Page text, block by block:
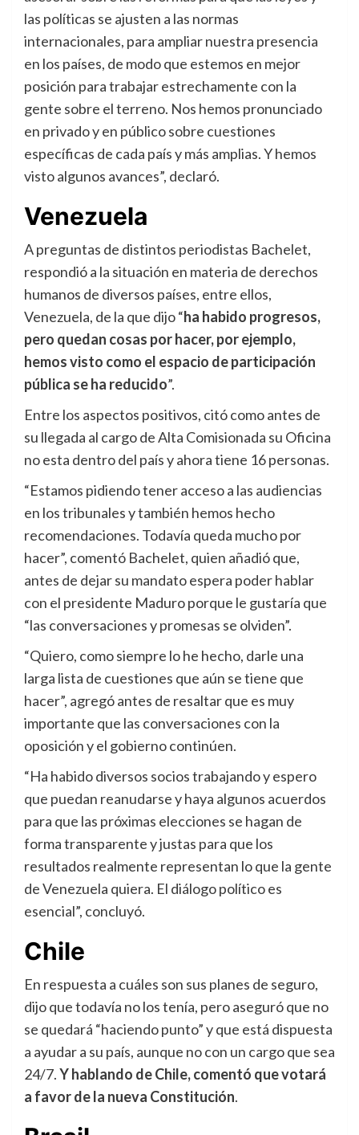
las políticas se ajusten a las normas
internacionales, para ampliar nuestra presencia
en los países, de modo que estemos en mejor
posición para trabajar estrechamente con la
gente sobre el terreno. Nos hemos pronunciado
en privado y en público sobre cuestiones
específicas de cada país y más amplias. Y hemos
visto algunos avances”, declaró.
Venezuela
A preguntas de distintos periodistas Bachelet,
respondió a la situación en materia de derechos
humanos de diversos países, entre ellos,
Venezuela, de la que dijo “ha habido progresos,
pero quedan cosas por hacer, por ejemplo,
hemos visto como el espacio de participación
pública se ha reducido”.
Entre los aspectos positivos, citó como antes de
su llegada al cargo de Alta Comisionada su Oficina
no esta dentro del país y ahora tiene 16 personas.
“Estamos pidiendo tener acceso a las audiencias
en los tribunales y también hemos hecho
recomendaciones. Todavía queda mucho por
hacer”, comentó Bachelet, quien añadió que,
antes de dejar su mandato espera poder hablar
con el presidente Maduro porque le gustaría que
“las conversaciones y promesas se olviden”.
“Quiero, como siempre lo he hecho, darle una
larga lista de cuestiones que aún se tiene que
hacer”, agregó antes de resaltar que es muy
importante que las conversaciones con la
oposición y el gobierno continúen.
“Ha habido diversos socios trabajando y espero
que puedan reanudarse y haya algunos acuerdos
para que las próximas elecciones se hagan de
forma transparente y justas para que los
resultados realmente representan lo que la gente
de Venezuela quiera. El diálogo político es
esencial”, concluyó.
Chile
En respuesta a cuáles son sus planes de seguro,
dijo que todavía no los tenía, pero aseguró que no
se quedará “haciendo punto” y que está dispuesta
a ayudar a su país, aunque no con un cargo que sea
24/7.Y hablando de Chile, comentó que votará
a favor de la nueva Constitución.